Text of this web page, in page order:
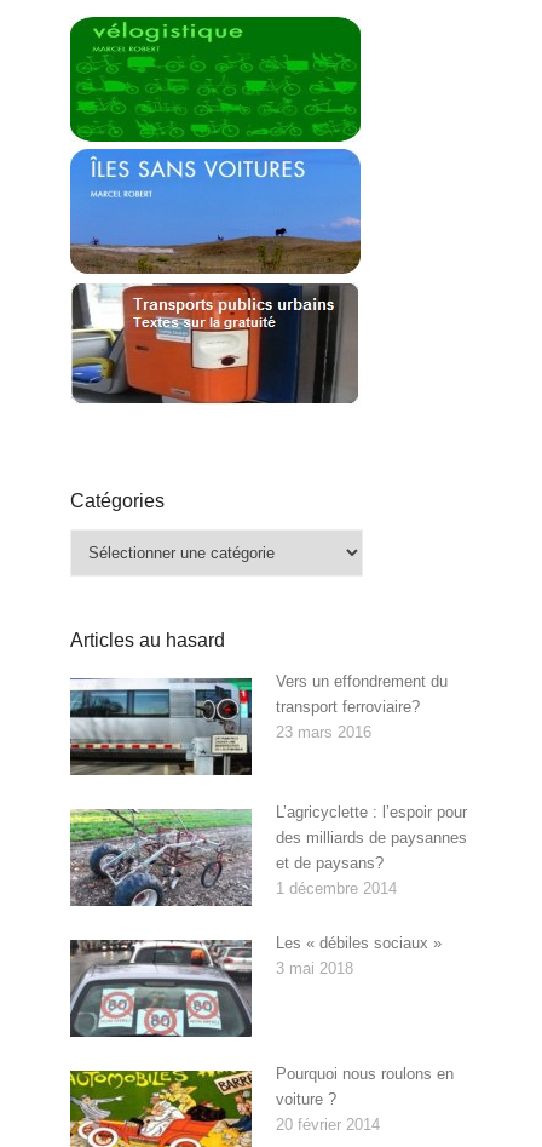
Catégories
Articles au hasard
Vers un effondrement du
transport ferroviaire?
23 mars 2016
L’agricyclette : l’espoir pour
des milliards de paysannes
et de paysans?
1 décembre 2014
Les « débiles sociaux »
3 mai 2018
Pourquoi nous roulons en
voiture ?
20 février 2014